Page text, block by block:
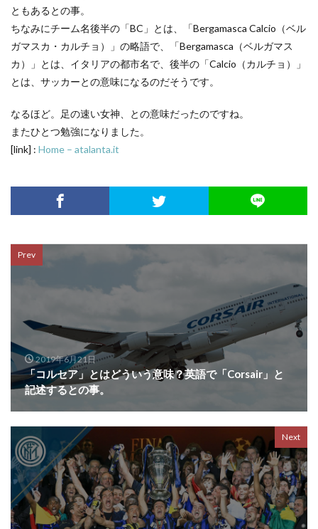
ともあるとの事。
ちなみにチーム名後半の「BC」とは、「Bergamasca Calcio（ベル
ガマスカ・カルチョ）」の略語で、「Bergamasca（ベルガマス
カ）」とは、イタリアの都市名で、後半の「Calcio（カルチョ）」
とは、サッカーとの意味になるのだそうです。
なるほど。足の速い女神、との意味だったのですね。
またひとつ勉強になりました。
[link] : Home – atalanta.it
Prev
2019年6月21日
「コルセア」とはどういう意味？英語で「Corsair」と
記述するとの事。
Next